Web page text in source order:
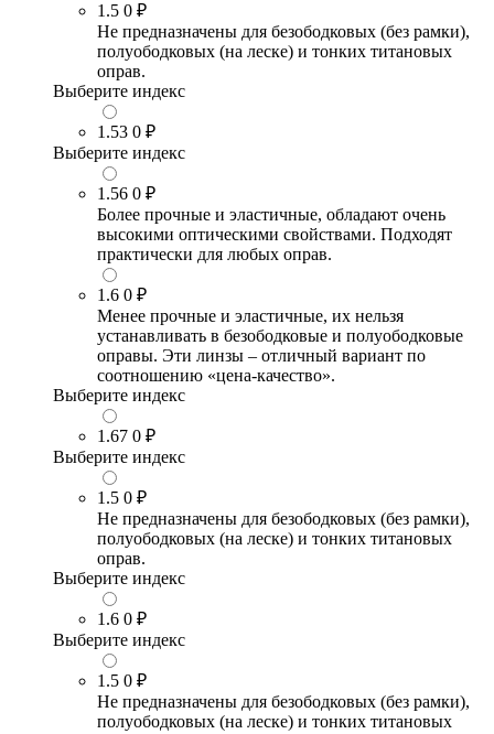
1.5 0 ₽
Не предназначены для безободковых (без рамки),
полуободковых (на леске) и тонких титановых
оправ.
Выберите индекс
1.53 0 ₽
Выберите индекс
1.56 0 ₽
Более прочные и эластичные, обладают очень
высокими оптическими свойствами. Подходят
практически для любых оправ.
1.6 0 ₽
Менее прочные и эластичные, их нельзя
устанавливать в безободковые и полуободковые
оправы. Эти линзы – отличный вариант по
соотношению «цена-качество».
Выберите индекс
1.67 0 ₽
Выберите индекс
1.5 0 ₽
Не предназначены для безободковых (без рамки),
полуободковых (на леске) и тонких титановых
оправ.
Выберите индекс
1.6 0 ₽
Выберите индекс
1.5 0 ₽
Не предназначены для безободковых (без рамки),
полуободковых (на леске) и тонких титановых